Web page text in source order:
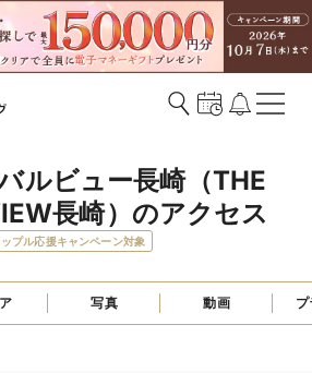
ルビュー長崎（THE
長崎）のアクセス
ップル応援キャンペーン対象
写真 動画